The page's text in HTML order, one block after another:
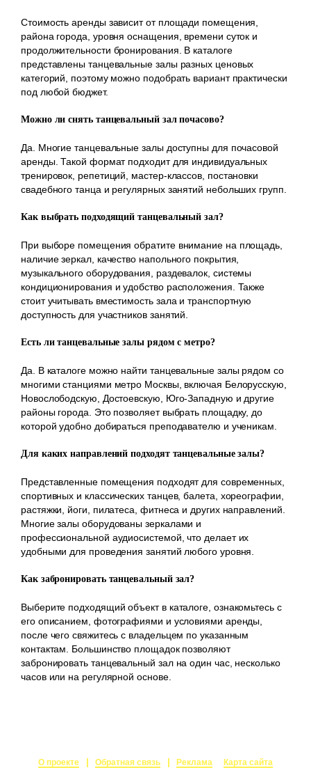
Стоимость аренды зависит от площади помещения,
района города, уровня оснащения, времени суток и
продолжительности бронирования. В каталоге
представлены танцевальные залы разных ценовых
категорий, поэтому можно подобрать вариант практически
под любой бюджет.
Можно ли снять танцевальный зал почасово?
Да. Многие танцевальные залы доступны для почасовой
аренды. Такой формат подходит для индивидуальных
тренировок, репетиций, мастер-классов, постановки
свадебного танца и регулярных занятий небольших групп.
Как выбрать подходящий танцевальный зал?
При выборе помещения обратите внимание на площадь,
наличие зеркал, качество напольного покрытия,
музыкального оборудования, раздевалок, системы
кондиционирования и удобство расположения. Также
стоит учитывать вместимость зала и транспортную
доступность для участников занятий.
Есть ли танцевальные залы рядом с метро?
Да. В каталоге можно найти танцевальные залы рядом со
многими станциями метро Москвы, включая Белорусскую,
Новослободскую, Достоевскую, Юго-Западную и другие
районы города. Это позволяет выбрать площадку, до
которой удобно добираться преподавателю и ученикам.
Для каких направлений подходят танцевальные залы?
Представленные помещения подходят для современных,
спортивных и классических танцев, балета, хореографии,
растяжки, йоги, пилатеса, фитнеса и других направлений.
Многие залы оборудованы зеркалами и
профессиональной аудиосистемой, что делает их
удобными для проведения занятий любого уровня.
Как забронировать танцевальный зал?
Выберите подходящий объект в каталоге, ознакомьтесь с
его описанием, фотографиями и условиями аренды,
после чего свяжитесь с владельцем по указанным
контактам. Большинство площадок позволяют
забронировать танцевальный зал на один час, несколько
часов или на регулярной основе.
О проекте Обратная связь Реклама Карта сайта